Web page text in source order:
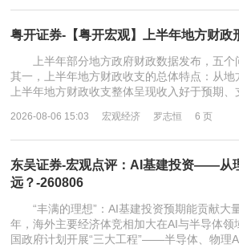
粤开证券-【粤开宏观】上半年地方财政
上半年部分地方政府财政数据发布，五
其一，上半年地方财政收支的总体特点：从地
上半年地方财政收支整体呈现收入好于预期、
2026-08-06 15:03 宏观经济 罗志恒 6 页
东吴证券-宏观点评：AI基建投资——从
远？-260806
“丰满的理想”：AI基建投资预期能贡献
年，海外主要经济体竞相加大在AI与半导体领
国政府计划开展“三大工程”——半导体、物理